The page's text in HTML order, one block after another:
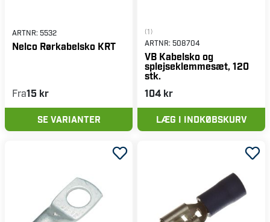
ARTNR: 5532
Nelco Rørkabelsko KRT
Fra15 kr
SE VARIANTER
(1)
ARTNR: 508704
VB Kabelsko og
splejseklemmesæt, 120
stk.
104 kr
LÆG I INDKØBSKURV